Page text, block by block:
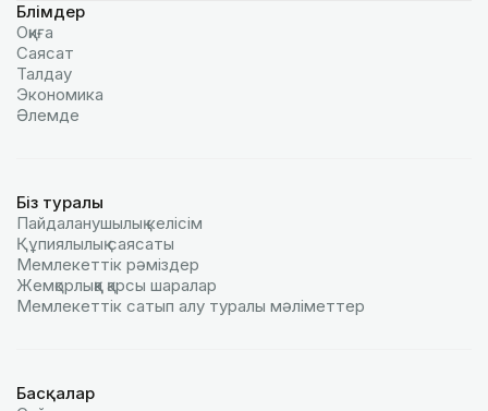
Бөлімдер
Оқиға
Саясат
Талдау
Экономика
Әлемде
Біз туралы
Пайдаланушылық келiciм
Құпиялылық саясаты
Мемлекеттік рәміздер
Жемқорлыққа қарсы шаралар
Мемлекеттік сатып алу туралы мәлiметтер
Басқалар